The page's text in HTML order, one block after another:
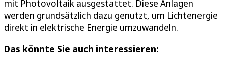
mit Photovoltaik ausgestattet. Diese Anlagen
werden grundsätzlich dazu genutzt, um Lichtenergie
direkt in elektrische Energie umzuwandeln.
Das könnte Sie auch interessieren: